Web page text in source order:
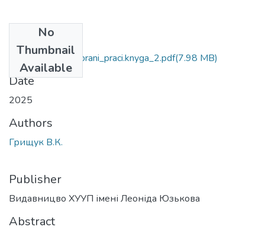
No
Thumbnail
Available
gryshchuk_v.k._vybrani_praci.knyga_2.pdf(7.98 MB)
Date
2025
Authors
Грищук В.К.
Publisher
Видавницво ХУУП імені Леоніда Юзькова
Abstract